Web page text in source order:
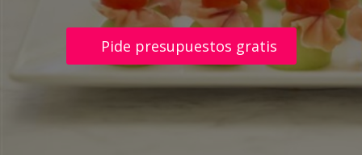
Pide presupuestos gratis